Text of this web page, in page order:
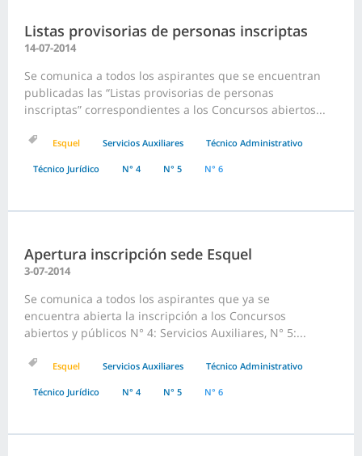
Listas provisorias de personas inscriptas
14-07-2014
Se comunica a todos los aspirantes que se encuentran
publicadas las “Listas provisorias de personas
inscriptas” correspondientes a los Concursos abiertos...
Esquel Servicios Auxiliares Técnico Administrativo
Técnico Jurídico N° 4 N° 5 N° 6
Apertura inscripción sede Esquel
3-07-2014
Se comunica a todos los aspirantes que ya se
encuentra abierta la inscripción a los Concursos
abiertos y públicos N° 4: Servicios Auxiliares, N° 5:...
Esquel Servicios Auxiliares Técnico Administrativo
Técnico Jurídico N° 4 N° 5 N° 6